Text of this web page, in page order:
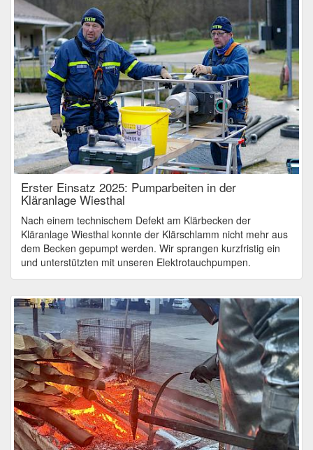
Erster Einsatz 2025: Pumparbeiten in der
Kläranlage Wiesthal
Nach einem technischem Defekt am Klärbecken der
Kläranlage Wiesthal konnte der Klärschlamm nicht mehr aus
dem Becken gepumpt werden. Wir sprangen kurzfristig ein
und unterstützten mit unseren Elektrotauchpumpen.